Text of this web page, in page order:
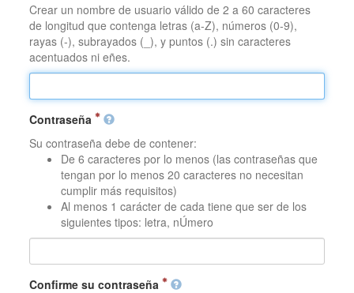
Crear un nombre de usuario válido de 2 a 60 caracteres
de longitud que contenga letras (a-Z), números (0-9),
rayas (-), subrayados (_), y puntos (.) sin caracteres
acentuados ni eñes.
Contraseña
Su contraseña debe de contener:
De 6 caracteres por lo menos (las contraseñas que
tengan por lo menos 20 caracteres no necesitan
cumplir más requisitos)
Al menos 1 carácter de cada tiene que ser de los
siguientes tipos: letra, nÚmero
Confirme su contraseña